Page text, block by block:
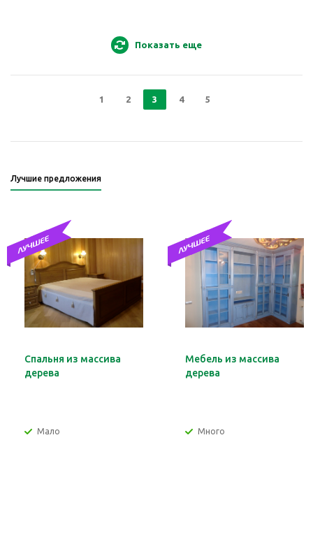
Показать еще
1 2 3 4 5
Лучшие предложения
Спальня из массива
дерева
Мало
Мебель из массива
дерева
Много